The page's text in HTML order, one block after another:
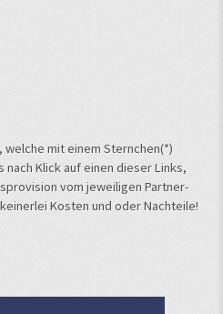
mit einem Sternchen(*)
nach Klick auf einen dieser Links,
vom jeweiligen Partner-
Kosten und oder Nachteile!